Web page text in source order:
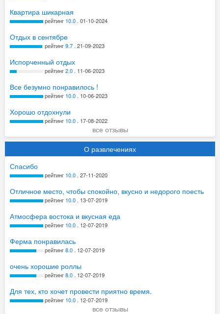
Квартира шикарная
рейтинг 10.0. 01-10-2024
Отдых в сентябре
рейтинг9.7. 21-09-2023
Испорченный отдых
рейтинг2.0. 11-06-2023
Все безумно понравилось !
рейтинг 10.0. 10-06-2023
Хорошо отдохнули
рейтинг 10.0. 17-08-2022
все отзывы
О развлечениях
Спасибо
рейтинг 10.0. 27-11-2020
Отличное место, чтобы спокойно, вкусно и недорого поесть
рейтинг 10.0. 13-07-2019
Атмосфера востока и вкусная еда
рейтинг 10.0. 12-07-2019
Ферма понравилась
рейтинг8.0. 12-07-2019
очень хорошие роллы
рейтинг8.0. 12-07-2019
Для тех, кто хочет провести приятно время.
рейтинг 10.0. 12-07-2019
все отзывы